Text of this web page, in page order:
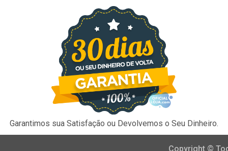
Garantimos sua Satisfação ou Devolvemos o Seu Dinheiro.
Copyright ©